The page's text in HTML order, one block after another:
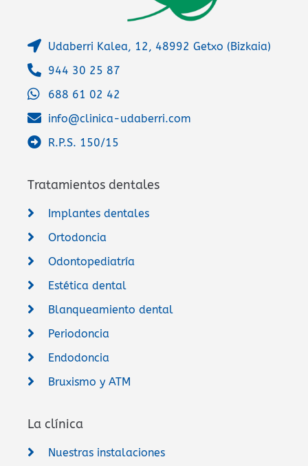
Udaberri Kalea, 12, 48992 Getxo (Bizkaia)
944 30 25 87
688 61 02 42
info@clinica-udaberri.com
R.P.S. 150/15
Tratamientos dentales
Implantes dentales
Ortodoncia
Odontopediatría
Estética dental
Blanqueamiento dental
Periodoncia
Endodoncia
Bruxismo y ATM
La clínica
Nuestras instalaciones